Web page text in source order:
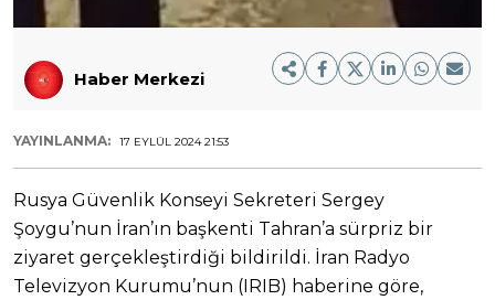
Haber Merkezi
YAYINLANMA: 17 EYLÜL 2024 21:53
Rusya Güvenlik Konseyi Sekreteri Sergey
Şoygu’nun İran’ın başkenti Tahran’a sürpriz bir
ziyaret gerçekleştirdiği bildirildi. İran Radyo
Televizyon Kurumu’nun (IRIB) haberine göre,